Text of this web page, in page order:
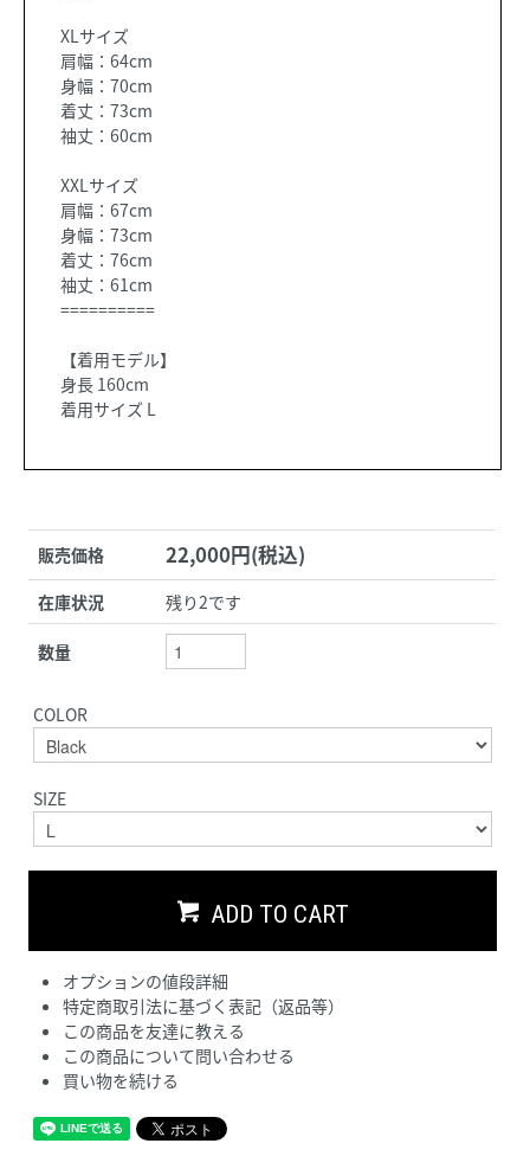
XLサイズ
肩幅：64cm
身幅：70cm
着丈：73cm
袖丈：60cm
XXLサイズ
肩幅：67cm
身幅：73cm
着丈：76cm
袖丈：61cm
==========
【着用モデル】
身長 160cm
着用サイズ L
販売価格 22,000円(税込)
在庫状況 残り2です
数量
COLOR
SIZE
ADD TO CART
オプションの値段詳細
特定商取引法に基づく表記（返品等）
この商品を友達に教える
この商品について問い合わせる
買い物を続ける